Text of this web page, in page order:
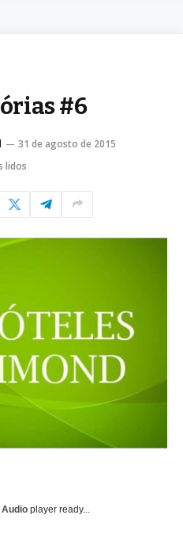
#6
31 de agosto de 2015
lidos
player ready...